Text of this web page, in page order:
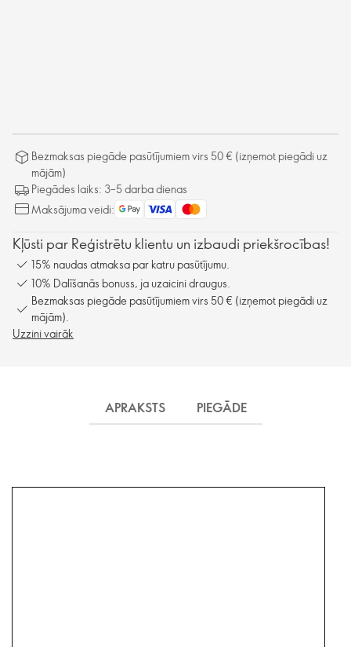
Bezmaksas piegāde pasūtījumiem virs 50 € (izņemot piegādi uz
mājām)
Piegādes laiks: 3–5 darba dienas
Maksājuma veidi:
Kļūsti par Reģistrētu klientu un izbaudi priekšrocības!
15% naudas atmaksa par katru pasūtījumu.
10% Dalīšanās bonuss, ja uzaicini draugus.
Bezmaksas piegāde pasūtījumiem virs 50 € (izņemot piegādi uz
mājām).
Uzzini vairāk
APRAKSTS PIEGĀDE